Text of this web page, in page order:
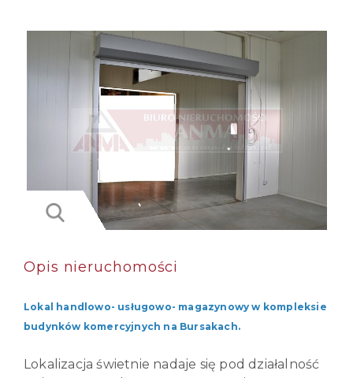
Opis nieruchomości
Lokal handlowo- usługowo- magazynowy w kompleksie
budynków komercyjnych na Bursakach.
Lokalizacja świetnie nadaje się pod działalność